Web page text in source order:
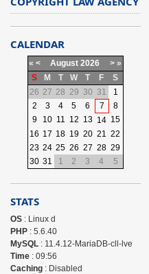
CALENDAR
« < August 2026 > »
S
M T W T F
S
26 27 28 29 30 31
1
2
3 4 5 6 7
8
9
10 11 12 13 14 15
16 17 18 19 20 21 22
23 24 25 26 27 28 29
30 31 1 2 3 4 5
STATS
OS: Linux d
PHP: 5.6.40
MySQL: 11.4.12-MariaDB-cll-lve
Time: 09:56
Caching: Disabled